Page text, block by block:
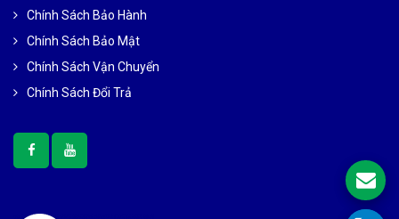
Chính Sách Bảo Hành
Chính Sách Bảo Mật
Chính Sách Vận Chuyển
Chính Sách Đổi Trả